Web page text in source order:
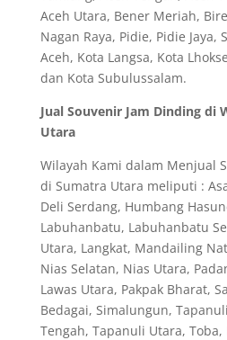
Aceh Utara, Bener Meriah,
Nagan Raya, Pidie, Pidie Jaya,
Aceh, Kota Langsa, Kota
dan Kota Subulussalam.
Jual Souvenir Jam Dinding di
Utara
Wilayah Kami dalam Menjual
di Sumatra Utara meliputi :
Deli Serdang, Humbang
Labuhanbatu, Labuhanbatu
Utara, Langkat, Mandailing
Nias Selatan, Nias Utara,
Lawas Utara, Pakpak Bharat,
Bedagai, Simalungun,
Tengah, Tapanuli Utara, Toba,